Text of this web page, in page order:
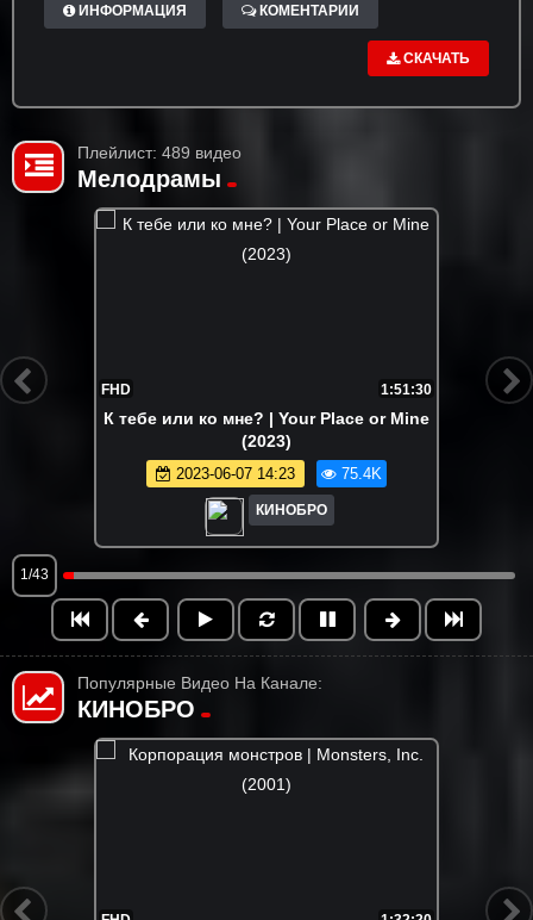
ИНФОРМАЦИЯ КОМЕНТАРИИ
СКАЧАТЬ
Плейлист: 489 видео
Мелодрамы
FHD 1:51:30
К тебе или ко мне? | Your Place or Mine
(2023)
2023-06-07 14:23 75.4K
КИНОБРО
1/43
Популярные Видео На Канале:
КИНОБРО